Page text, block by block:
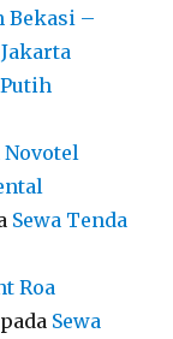
Bekasi –
Sewa Tenda
Roa
pada Sewa